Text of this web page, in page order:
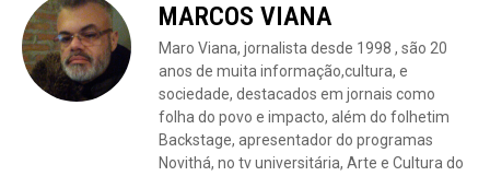
MARCOS VIANA
Maro Viana, jornalista desde 1998 , são 20
anos de muita informação,cultura, e
sociedade, destacados em jornais como
folha do povo e impacto, além do folhetim
Backstage, apresentador do programas
Novithá, no tv universitária, Arte e Cultura do